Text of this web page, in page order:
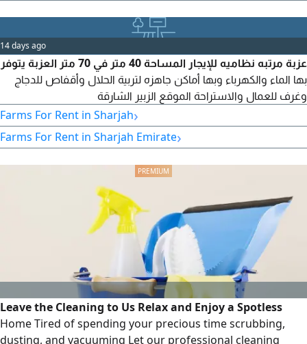
14 days ago
عزبة مرتبه نظاميه للإيجار المساحة 40 متر في 70 متر العزبة يتوفر
بها الماء والكهرباء وبها أماكن جاهزه لتربية الحلال وأقفاص للدجاج
وغرف للعمال والاستراحة الموقع الزبير الشارقة
Farms For Rent in Sharjah›
Farms For Rent in Sharjah Emirate›
Leave the Cleaning to Us Relax and Enjoy a Spotless
Home Tired of spending your precious time scrubbing,
dusting, and vacuuming Let our professional cleaning